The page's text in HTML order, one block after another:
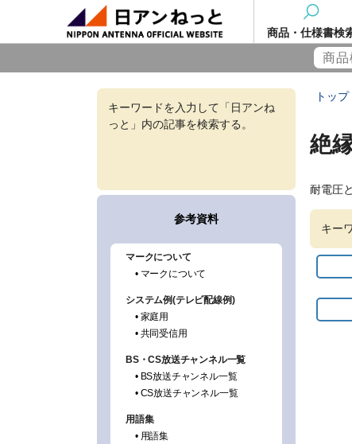
商品・仕様書検
トップ
絶
耐電圧
キー
キーワードを入力して「日アンね
っと」内の記事を検索する。